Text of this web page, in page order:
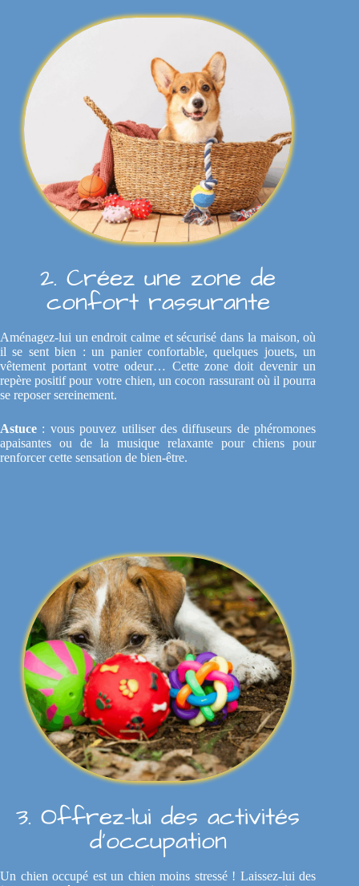
2. Créez une zone de
confort rassurante
Aménagez-lui un endroit calme et sécurisé dans la maison, où
il se sent bien : un panier confortable, quelques jouets, un
vêtement portant votre odeur… Cette zone doit devenir un
repère positif pour votre chien, un cocon rassurant où il pourra
se reposer sereinement.
Astuce : vous pouvez utiliser des diffuseurs de phéromones
apaisantes ou de la musique relaxante pour chiens pour
renforcer cette sensation de bien-être.
3. Offrez-lui des activités
d’occupation
Un chien occupé est un chien moins stressé ! Laissez-lui des